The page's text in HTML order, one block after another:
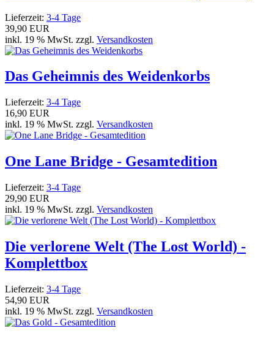
Lieferzeit: 3-4 Tage
39,90 EUR
inkl. 19 % MwSt. zzgl. Versandkosten
Das Geheimnis des Weidenkorbs
Lieferzeit: 3-4 Tage
16,90 EUR
inkl. 19 % MwSt. zzgl. Versandkosten
One Lane Bridge - Gesamtedition
Lieferzeit: 3-4 Tage
29,90 EUR
inkl. 19 % MwSt. zzgl. Versandkosten
Die verlorene Welt (The Lost World) -
Komplettbox
Lieferzeit: 3-4 Tage
54,90 EUR
inkl. 19 % MwSt. zzgl. Versandkosten